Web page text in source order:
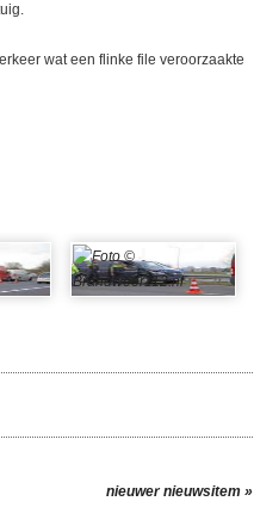
wat een flinke file veroorzaakte
nieuwer nieuwsitem »